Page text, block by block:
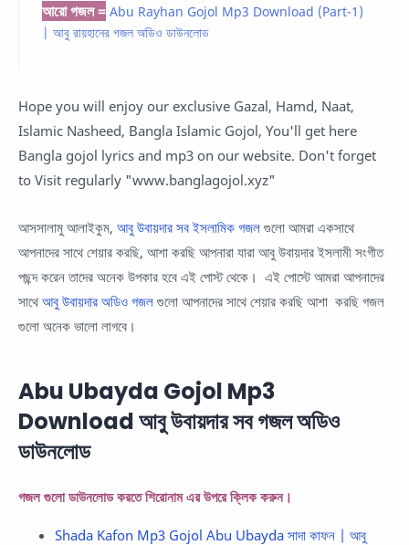
আরো গজল = Abu Rayhan Gojol Mp3 Download (Part-1)
| আবু রায়হানের গজল অডিও ডাউনলোড
Hope you will enjoy our exclusive Gazal, Hamd, Naat,
Islamic Nasheed, Bangla Islamic Gojol, You'll get here
Bangla gojol lyrics and mp3 on our website. Don't forget
to Visit regularly "www.banglagojol.xyz"
আসসালামু আলাইকুম, আবু উবায়দার সব ইসলামিক গজল গুলো আমরা একসাথে
আপনাদের সাথে শেয়ার করছি, আশা করছি আপনারা যারা আবু উবায়দার ইসলামী সংগীত
পছন্দ করেন তাদের অনেক উপকার হবে এই পোস্ট থেকে। এই পোস্টে আমরা আপনাদের
সাথেআবু উবায়দার অডিও গজল গুলো আপনাদের সাথে শেয়ার করছি আশা করছি গজল
গুলো অনেক ভালো লাগবে।
Abu Ubayda Gojol Mp3
Download আবু উবায়দার সব গজল অডিও
ডাউনলোড
গজল গুলো ডাউনলোড করতে শিরোনাম এর উপরে ক্লিক করুন।
Shada Kafon Mp3 Gojol Abu Ubayda সাদা কাফন | আবু